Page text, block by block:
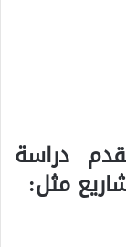
دراسة
مثل: